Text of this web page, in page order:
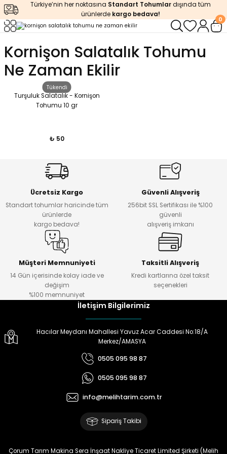
Türkiye’nin her noktasına Standart Tohumlardışında tüm
ürünlerde kargo bedava!
0
Kornişon Salatalık Tohumu
Ne Zaman Ekilir
Tükendi
Turşuluk Salatalık - Kornişon
Tohumu 10 gr
₺ 50
Ücretsiz Kargo
Standart tohumlar haricinde tüm
ürünlerde
kargo bedava!
Güvenli Alışveriş
256bit SSL Sertifikası ile %100
güvenli
alışveriş imkanı
Müşteri Memnuniyeti
14 Gün içerisinde kolay iade ve
değişim
%100 memnuniyet
Taksitli Alışveriş
Kredi kartlarına özel taksit
seçenekleri
İletişim Bilgilerimiz
Hacılar Meydanı Mahallesi Yavuz Acar Caddesi No:18/A
Merkez/AMASYA
0505 095 98 87
0505 095 98 87
info@melihtarim.com.tr
Sipariş Takibi
Çorum Tarım Makina Sera İnşaat Nakliye Ticaret Limited Şirketi (Melih
Geri Dön
Geri Dön
Geri Dön
Geri Dön
Geri Dön
Asit